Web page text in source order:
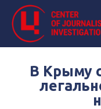
В Крыму